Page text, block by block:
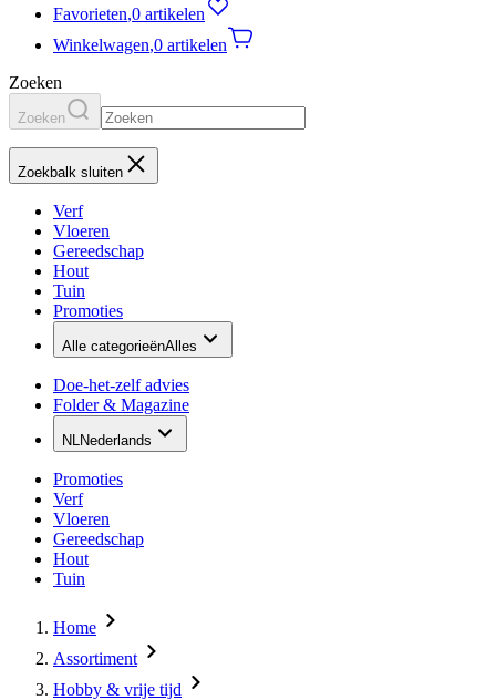
Favorieten,0 artikelen
Winkelwagen,0 artikelen
Zoeken
Zoeken
Zoekbalk sluiten
Verf
Vloeren
Gereedschap
Hout
Tuin
Promoties
Alle categorieënAlles
Doe-het-zelf advies
Folder & Magazine
NLNederlands
Promoties
Verf
Vloeren
Gereedschap
Hout
Tuin
Home
Assortiment
Hobby & vrije tijd